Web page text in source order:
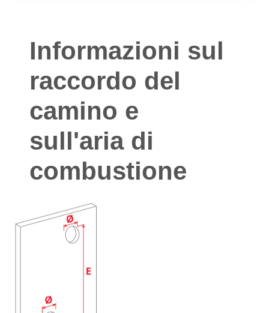
Informazioni sul
raccordo del
camino e
sull'aria di
combustione